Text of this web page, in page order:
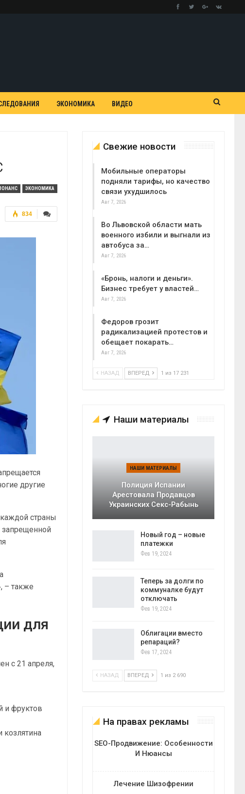
ЭКОНОМИКА ВИДЕО
ЭКОНОМИКА
834
другие
страны
– также
для
с 21 апреля,
и фруктов
козлятина
Свежие новости
Мобильные операторы
подняли тарифы, но качество
связи ухудшилось
Авг 7, 2026
Во Львовской области мать
военного избили и выгнали из
автобуса за…
Авг 7, 2026
«Бронь, налоги и деньги».
Бизнес требует у властей…
Авг 7, 2026
Федоров грозит
радикализацией протестов и
обещает покарать…
Авг 7, 2026
НАЗАД ВПЕРЕД 1 из 17 231
Наши материалы
НАШИ МАТЕРИАЛЫ
Полиция Испании
Арестовала Продавцов
Украинских Секс-Рабынь
Новый год – новые
платежки
Фев 19, 2024
Теперь за долги по
коммуналке будут
отключать
Фев 19, 2024
Облигации вместо
репараций?
Фев 17, 2024
НАЗАД ВПЕРЕД 1 из 2 690
На правах рекламы
SEO-Продвижение: Особенности
И Нюансы
Лечение Шизофрении